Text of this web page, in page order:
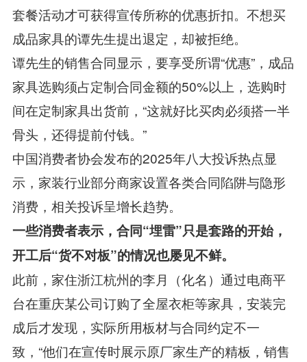
套餐活动才可获得宣传所称的优惠折扣。不想买
成品家具的谭先生提出退定，却被拒绝。
谭先生的销售合同显示，要享受所谓“优惠”，成品
家具选购须占定制合同金额的50%以上，选购时
间在定制家具出货前，“这就好比买肉必须搭一半
骨头，还得提前付钱。”
中国消费者协会发布的2025年八大投诉热点显
示，家装行业部分商家设置各类合同陷阱与隐形
消费，相关投诉呈增长趋势。
一些消费者表示，合同“埋雷”只是套路的开始，
开工后“货不对板”的情况也屡见不鲜。
此前，家住浙江杭州的李月（化名）通过电商平
台在重庆某公司订购了全屋衣柜等家具，安装完
成后才发现，实际所用板材与合同约定不一
致，“他们在宣传时展示原厂家生产的精板，销售